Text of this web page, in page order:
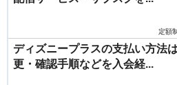
定額
ディズニープラスの支払い方法
更・確認手順などを入会経...